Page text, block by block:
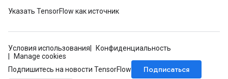
Указать TensorFlow как источник
Условия использования
Конфиденциальность
Manage cookies
Подпишитесь на новости TensorFlow
Подписаться